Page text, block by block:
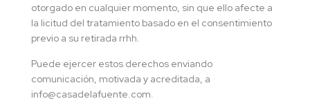
otorgado en cualquier momento, sin que ello afecte a
la licitud del tratamiento basado en el consentimiento
previo a su retirada rrhh.
Puede ejercer estos derechos enviando
comunicación, motivada y acreditada, a
info@casadelafuente.com.